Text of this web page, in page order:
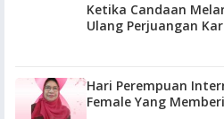
Ketika Candaan
Ulang Perjuangan
Hari Perempuan
Female Yang